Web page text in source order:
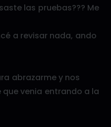
las pruebas??? Me
a revisar nada, ando
abrazarme y nos
venia entrando a la